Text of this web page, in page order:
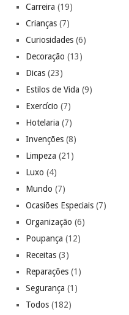
Carreira (19)
Crianças (7)
Curiosidades (6)
Decoração (13)
Dicas (23)
Estilos de Vida (9)
Exercício (7)
Hotelaria (7)
Invenções (8)
Limpeza (21)
Luxo (4)
Mundo (7)
Ocasiões Especiais (7)
Organização (6)
Poupança (12)
Receitas (3)
Reparações (1)
Segurança (1)
Todos (182)